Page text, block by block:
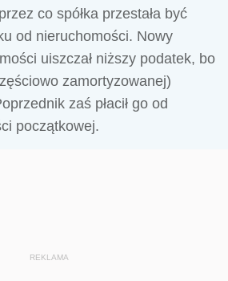
co spółka przestała być
od nieruchomości. Nowy
uiszczał niższy podatek, bo
zamortyzowanej)
zaś płacił go od
początkowej.
REKLAMA